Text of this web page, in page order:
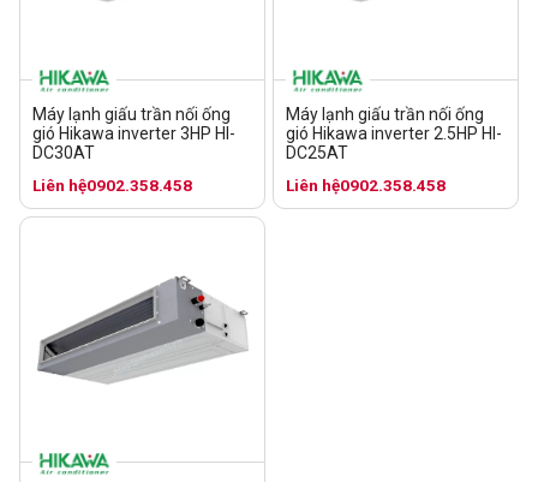
Máy lạnh giấu trần nối ống
gió Hikawa inverter 3HP HI-
DC30AT
Liên hệ0902.358.458
Máy lạnh giấu trần nối ống
gió Hikawa inverter 2.5HP HI-
DC25AT
Liên hệ0902.358.458